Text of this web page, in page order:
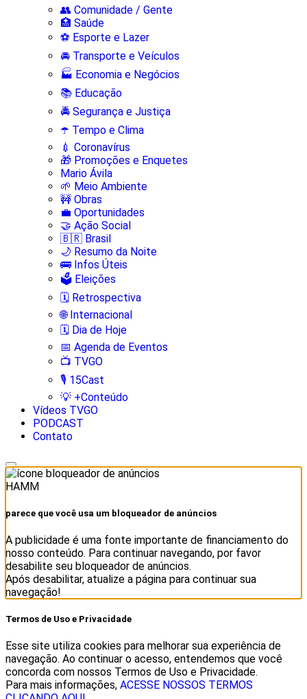
👥 Comunidade / Gente
🏥 Saúde
⚽ Esporte e Lazer
🚘 Transporte e Veículos
🏭 Economia e Negócios
📚 Educação
🚔 Segurança e Justiça
☂️ Tempo e Clima
💉 Coronavírus
🎁 Promoções e Enquetes
Mario Ávila
🌱 Meio Ambiente
🚧 Obras
💼 Oportunidades
🤝 Ação Social
🇧🇷 Brasil
🌙 Resumo da Noite
🚌 Infos Úteis
🗳️ Eleições
🗓️ Retrospectiva
🌐 Internacional
🗓️ Dia de Hoje
📅 Agenda de Eventos
📺 TVGO
🎙️ 15Cast
💡 +Conteúdo
Vídeos TVGO
PODCAST
Contato
HAMM
parece que você usa um bloqueador de anúncios
A publicidade é uma fonte importante de financiamento do
nosso conteúdo. Para continuar navegando, por favor
desabilite seu bloqueador de anúncios.
Após desabilitar, atualize a página para continuar sua
navegação!
Termos de Uso e Privacidade
Esse site utiliza cookies para melhorar sua experiência de
navegação. Ao continuar o acesso, entendemos que você
concorda com nossos Termos de Uso e Privacidade.
Para mais informações, ACESSE NOSSOS TERMOS